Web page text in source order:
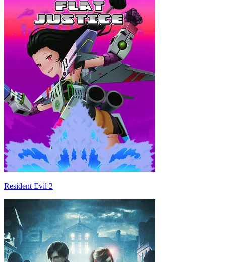
Resident Evil 2